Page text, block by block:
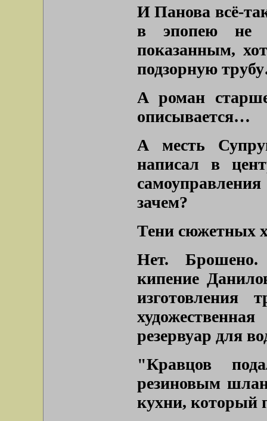
И Панова всё-
в эпопею не
показанным,
подзорную
А роман
описывается…
А месть
написал в
зачем?
Тени сюжетных
Нет. Брошено.
кипение
изготовления
резервуар для
"Кравцов
резиновым
кухни, который